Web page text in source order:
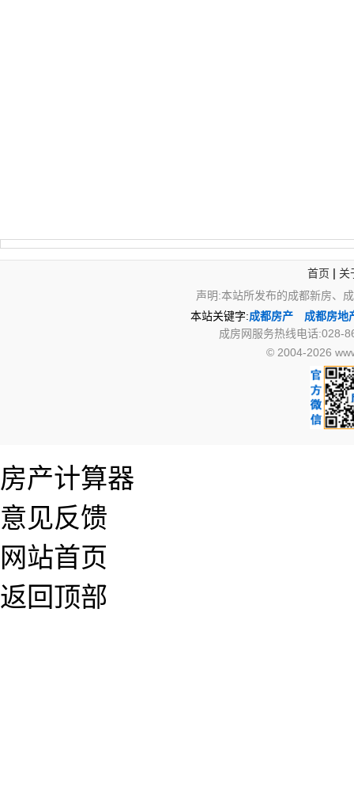
首页 | 关
声明:本站所发布的成都新房、
本站关键字:成都房产
成都房地
成房网服务热线电话:028-
© 2004-2026
房产计算器
意见反馈
网站首页
返回顶部